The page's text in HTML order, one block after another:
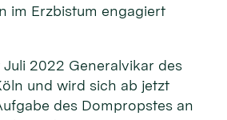
im Erzbistum engagiert
2022 Generalvikar des
und wird sich ab jetzt
des Dompropstes an